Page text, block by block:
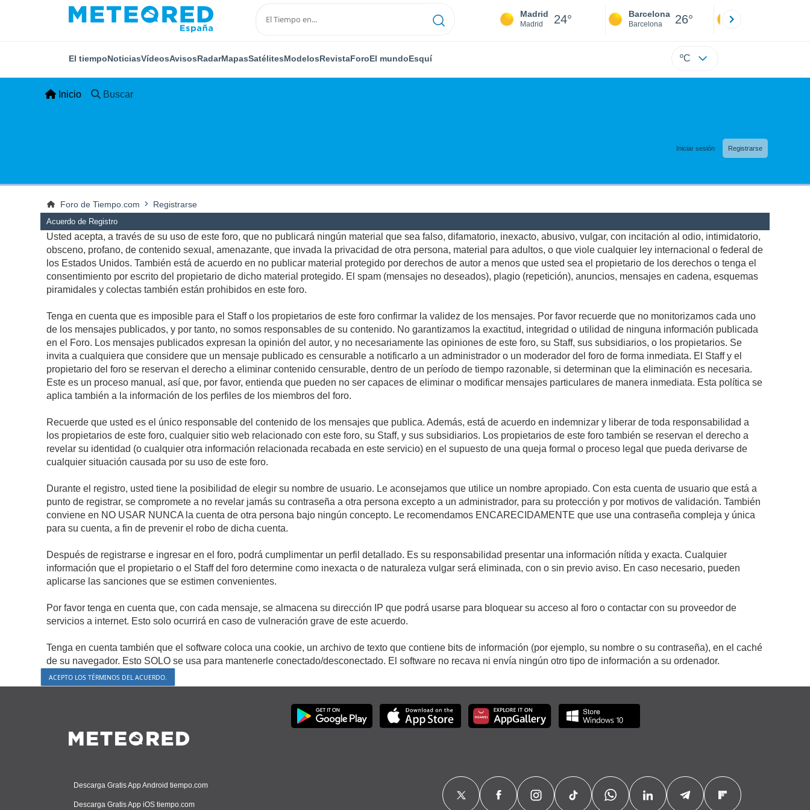
Madrid
Madrid 24° Barcelona
Barcelona 26°
El tiempoNoticiasVídeosAvisosRadarMapasSatélitesModelosRevistaForoEl mundoEsquí ºC
Inicio Buscar
Iniciar sesión Registrarse
Foro de Tiempo.com Registrarse
Acuerdo de Registro
Usted acepta, a través de su uso de este foro, que no publicará ningún material que sea falso, difamatorio, inexacto, abusivo, vulgar, con incitación al odio, intimidatorio,
obsceno, profano, de contenido sexual, amenazante, que invada la privacidad de otra persona, material para adultos, o que viole cualquier ley internacional o federal de
los Estados Unidos. También está de acuerdo en no publicar material protegido por derechos de autor a menos que usted sea el propietario de los derechos o tenga el
consentimiento por escrito del propietario de dicho material protegido. El spam (mensajes no deseados), plagio (repetición), anuncios, mensajes en cadena, esquemas
piramidales y colectas también están prohibidos en este foro.
Tenga en cuenta que es imposible para el Staff o los propietarios de este foro confirmar la validez de los mensajes. Por favor recuerde que no monitorizamos cada uno
de los mensajes publicados, y por tanto, no somos responsables de su contenido. No garantizamos la exactitud, integridad o utilidad de ninguna información publicada
en el Foro. Los mensajes publicados expresan la opinión del autor, y no necesariamente las opiniones de este foro, su Staff, sus subsidiarios, o los propietarios. Se
invita a cualquiera que considere que un mensaje publicado es censurable a notificarlo a un administrador o un moderador del foro de forma inmediata. El Staff y el
propietario del foro se reservan el derecho a eliminar contenido censurable, dentro de un período de tiempo razonable, si determinan que la eliminación es necesaria.
Este es un proceso manual, así que, por favor, entienda que pueden no ser capaces de eliminar o modificar mensajes particulares de manera inmediata. Esta política se
aplica también a la información de los perfiles de los miembros del foro.
Recuerde que usted es el único responsable del contenido de los mensajes que publica. Además, está de acuerdo en indemnizar y liberar de toda responsabilidad a
los propietarios de este foro, cualquier sitio web relacionado con este foro, su Staff, y sus subsidiarios. Los propietarios de este foro también se reservan el derecho a
revelar su identidad (o cualquier otra información relacionada recabada en este servicio) en el supuesto de una queja formal o proceso legal que pueda derivarse de
cualquier situación causada por su uso de este foro.
Durante el registro, usted tiene la posibilidad de elegir su nombre de usuario. Le aconsejamos que utilice un nombre apropiado. Con esta cuenta de usuario que está a
punto de registrar, se compromete a no revelar jamás su contraseña a otra persona excepto a un administrador, para su protección y por motivos de validación. También
conviene en NO USAR NUNCA la cuenta de otra persona bajo ningún concepto. Le recomendamos ENCARECIDAMENTE que use una contraseña compleja y única
para su cuenta, a fin de prevenir el robo de dicha cuenta.
Después de registrarse e ingresar en el foro, podrá cumplimentar un perfil detallado. Es su responsabilidad presentar una información nítida y exacta. Cualquier
información que el propietario o el Staff del foro determine como inexacta o de naturaleza vulgar será eliminada, con o sin previo aviso. En caso necesario, pueden
aplicarse las sanciones que se estimen convenientes.
Por favor tenga en cuenta que, con cada mensaje, se almacena su dirección IP que podrá usarse para bloquear su acceso al foro o contactar con su proveedor de
servicios a internet. Esto solo ocurrirá en caso de vulneración grave de este acuerdo.
Tenga en cuenta también que el software coloca una cookie, un archivo de texto que contiene bits de información (por ejemplo, su nombre o su contraseña), en el caché
de su navegador. Esto SOLO se usa para mantenerle conectado/desconectado. El software no recava ni envía ningún otro tipo de información a su ordenador.
Descarga Gratis App Android tiempo.com
Descarga Gratis App iOS tiempo.com